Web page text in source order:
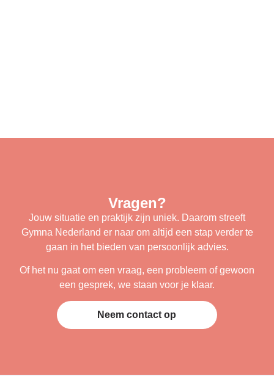
Vragen?
Jouw situatie en praktijk zijn uniek. Daarom streeft
Gymna Nederland er naar om altijd een stap verder te
gaan in het bieden van persoonlijk advies.
Of het nu gaat om een vraag, een probleem of gewoon
een gesprek, we staan voor je klaar.
Neem contact op